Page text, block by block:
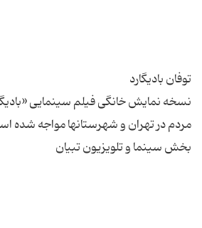
نسخه نمایش خانگی فیلم سینمایی